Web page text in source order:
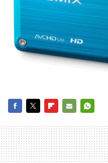
MAIL